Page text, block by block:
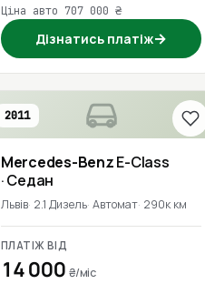
Ціна авто 707 000 ₴
Дізнатись платіж→
2011
Mercedes-BenzE-Class
· Седан
Львів 2.1 Дизель Автомат 290к км
ПЛАТІЖ ВІД
14 000 ₴/міс